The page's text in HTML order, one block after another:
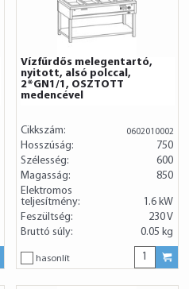
Vízfűrdős melegentartó,
nyitott, alsó polccal,
2*GN1/1, OSZTOTT
medencével
Cikkszám: 0602010002
Hosszúság:
750
Szélesség:
600
Magasság:
850
Elektromos
teljesítmény:
1.6 kW
Feszültség:
230 V
Bruttó súly:
0.05 kg
hasonlít